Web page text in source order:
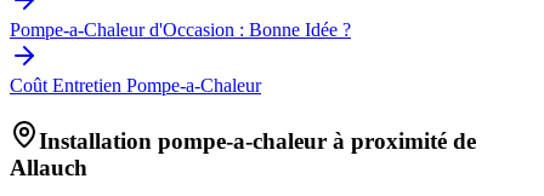
Pompe-a-Chaleur d'Occasion : Bonne Idée ?
Coût Entretien Pompe-a-Chaleur
Installation pompe-a-chaleur à proximité de
Allauch